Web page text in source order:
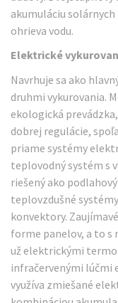
akumuláciu
ohrieva vodu.
Elektrické
Navrhuje sa ako
druhmi vykurovania.
ekologická
dobrej regulácie,
priame systémy
teplovodný systém s
riešený ako
teplovzdušné
konvektory.
forme panelov, a to s
už elektrickými
infračervenými lúčmi
využíva zmiešané